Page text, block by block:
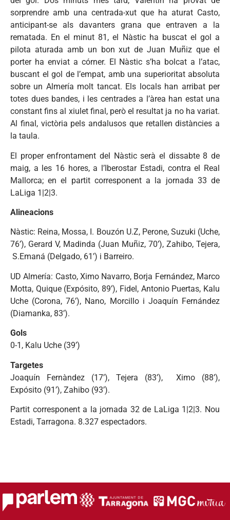
sorprendre amb una centrada-xut que ha aturat Casto,
anticipant-se als davanters grana que entraven a la
rematada. En el minut 81, el Nàstic ha buscat el gol a
pilota aturada amb un bon xut de Juan Muñiz que el
porter ha enviat a córner. El Nàstic s’ha bolcat a l’atac,
buscant el gol de l’empat, amb una superioritat absoluta
sobre un Almería molt tancat. Els locals han arribat per
totes dues bandes, i les centrades a l’àrea han estat una
constant fins al xiulet final, però el resultat ja no ha variat.
Al final, victòria pels andalusos que retallen distàncies a
la taula.
El proper enfrontament del Nàstic serà el dissabte 8 de
maig, a les 16 hores, a l’Iberostar Estadi, contra el Real
Mallorca; en el partit corresponent a la jornada 33 de
LaLiga 1|2|3.
Alineacions
Nàstic: Reina, Mossa, I. Bouzón U.Z, Perone, Suzuki (Uche,
76’), Gerard V, Madinda (Juan Muñiz, 70’), Zahibo, Tejera,
S.Emaná (Delgado, 61’) i Barreiro.
UD Almería: Casto, Ximo Navarro, Borja Fernández, Marco
Motta, Quique (Expósito, 89’), Fidel, Antonio Puertas, Kalu
Uche (Corona, 76’), Nano, Morcillo i Joaquín Fernández
(Diamanka, 83’).
Gols
0-1, Kalu Uche (39’)
Targetes
Joaquín Fernàndez (17’), Tejera (83’), Ximo (88’),
Expósito (91’), Zahibo (93’).
Partit corresponent a la jornada 32 de LaLiga 1|2|3. Nou
Estadi, Tarragona. 8.327 espectadors.